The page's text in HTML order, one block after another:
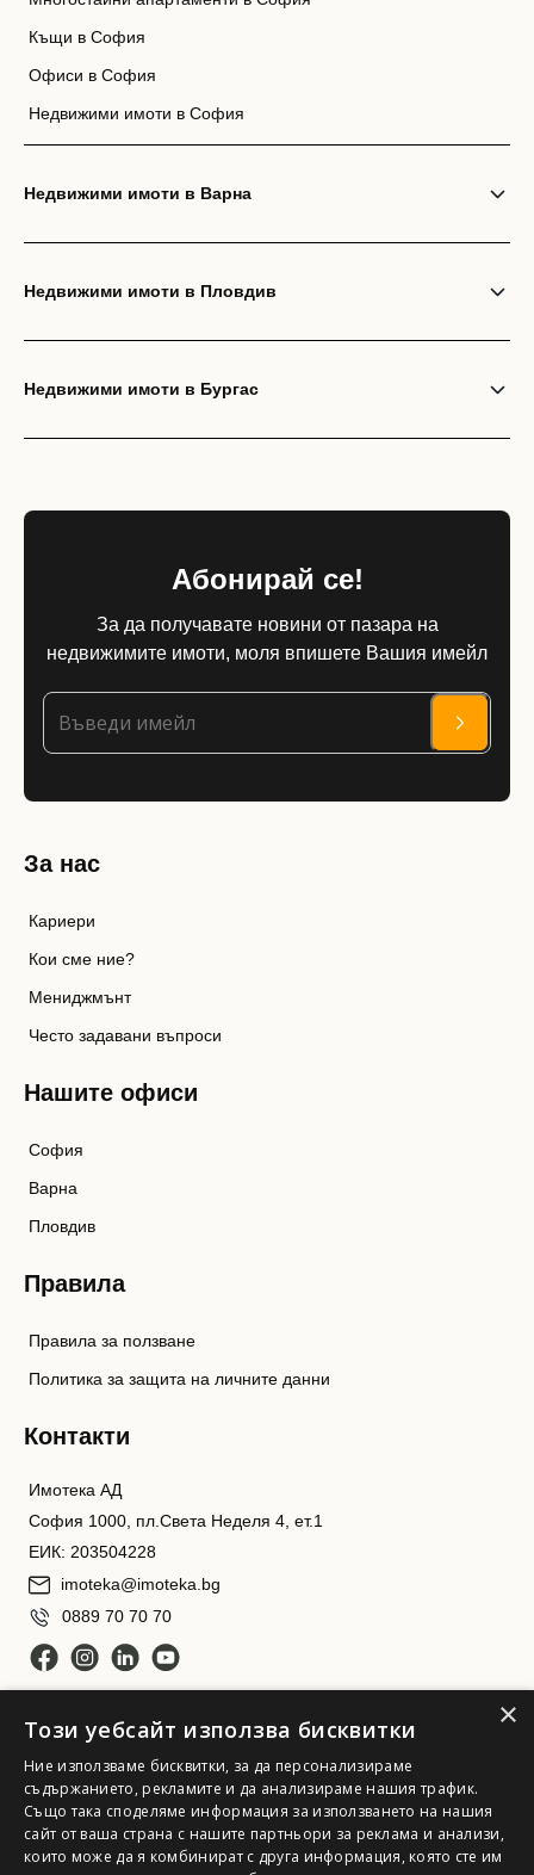
Къщи в София
Офиси в София
Недвижими имоти в София
Недвижими имоти в Варна
Недвижими имоти в Пловдив
Недвижими имоти в Бургас
Абонирай се!
За да получавате новини от пазара на
недвижимите имоти, моля впишете Вашия имейл
За нас
Кариери
Кои сме ние?
Мениджмънт
Често задавани въпроси
Нашите офиси
София
Варна
Пловдив
Правила
Правила за ползване
Политика за защита на личните данни
Контакти
Имотека АД
София 1000, пл.Света Неделя 4, ет.1
ЕИК: 203504228
imoteka@imoteka.bg
0889 70 70 70
Имотека АД. Всички права запазени
×
Този уебсайт използва бисквитки
Ние използваме бисквитки, за да персонализираме
съдържанието, рекламите и да анализираме нашия трафик.
Също така споделяме информация за използването на нашия
сайт от ваша страна с нашите партньори за реклама и анализи,
които може да я комбинират с друга информация, която сте им